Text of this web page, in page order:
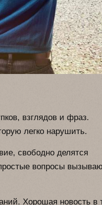
взглядов и фраз.
легко нарушить.
свободно делятся
вопросы
Хорошая новость в